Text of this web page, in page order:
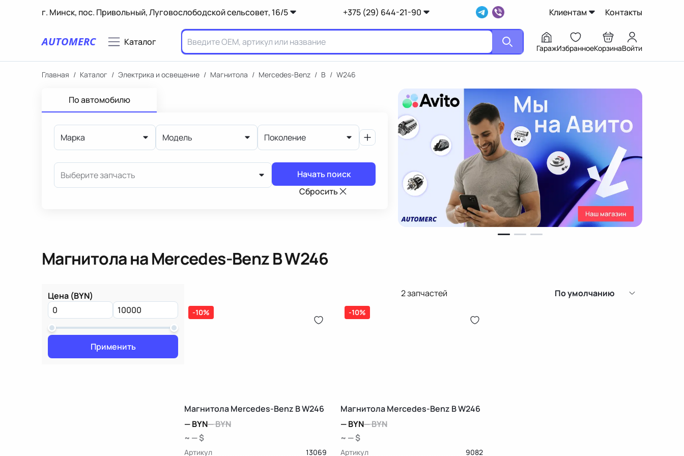
г. Минск, пос. Привольный, Луговослободской сельсовет, 16/5 +375 (29) 644-21-90 Клиентам Контакты
AUTOMERC Каталог
ГаражИзбранноеКорзинаВойти
Главная / Каталог / Электрика и освещение / Магнитола / Mercedes-Benz / B / W246
По автомобилю
Марка Модель Поколение
Выберите запчасть
Начать поиск
Сбросить
Магнитолана Mercedes-Benz B W246
Цена (BYN)
Применить
2запчастей По умолчанию
-10%
Магнитола Mercedes-Benz B W246
—BYN—BYN
~ — $
Артикул
13069
-10%
Магнитола Mercedes-Benz B W246
—BYN—BYN
~ — $
Артикул
9082